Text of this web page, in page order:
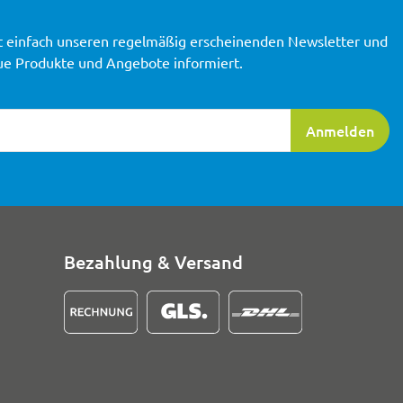
Anmelden
einfach unseren regelmäßig erscheinenden Newsletter und
Produkte und Angebote informiert.
Bezahlung & Versand